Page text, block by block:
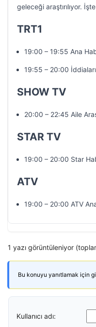
geleceği araştırılıyor.
TRT1
19:00 – 19:55 Ana
19:55 – 20:00
SHOW TV
20:00 – 22:45 Aile
STAR TV
19:00 – 20:00 Star
ATV
19:00 – 20:00 ATV
1 yazı görüntüleniyor
Bu konuyu yanıtlamak için
Kullanıcı adı: